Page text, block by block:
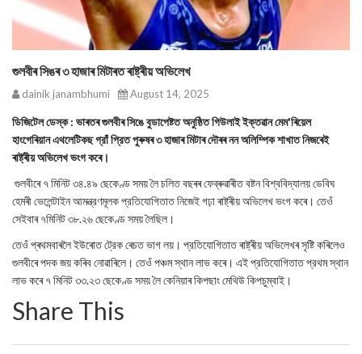
গুলবীৰ সিঙৰ ৩ হাজাৰ মিটাৰত ৰাষ্ট্ৰীয় অভিলেখ
dainik janambhumi August 14, 2025
ডিজিটেল ডেস্ক : ভাৰতৰ গুলবীৰ সিঙে বুডাপেষ্টত অনুষ্ঠিত গিউলাই ইক্তৱান মেম'ৰিয়েল
হাংগেৰিয়ান এথলেটিকছ গ্রাঁ প্রিত পুৰুষৰ ৩ হাজাৰ মিটাৰ দৌৰৰ নন অলিম্পিক শাখাত নিজৰেই
ৰাষ্ট্ৰীয় অভিলেখ ভংগ কৰে।
গুলবীৰে ৭ মিনিট ৩৪.৪৯ ছেকেণ্ড সময় লৈ চলিত বছৰৰ ফেব্ৰুৱাৰীত বষ্টন বিশ্ববিদ্যালয় ডেবিঘ
হেমৰী ভেলেন্টাইন আমন্ত্রণমূলক প্রতিযোগিতাত নিজেই গঢ়া ৰাষ্ট্ৰীয় অভিলেখ ভংগ কৰে। তেওঁ
সেইবাৰ ৭মিনিট ৩৮.২৬ ছেকেণ্ড সময় লৈছিল।
তেওঁ প্ৰথমবাৰলৈ ইউৰোত ট্রেক ৰেচত ভাগ লয়। প্রতিযোগিতাত ৰাষ্ট্ৰীয় অভিলেখৰ সৃষ্টি কৰিলেও
গুলবীৰে পদক জয় কৰিব নোৱাৰিলে। তেওঁ পঞ্চম স্থান লাভ কৰে। এই প্রতিযোগিতাত প্রথম স্থান
লাভ কৰে ৭ মিনিট ৩৩.২৩ ছেকেণ্ড সময় লৈ কেনিয়াৰ কিপছাং মেথিউ কিপচুম্বাই।
Share This